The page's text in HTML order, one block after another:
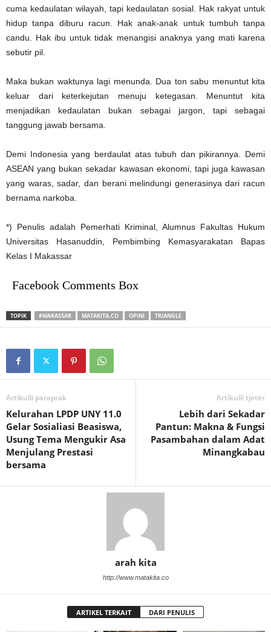
cuma kedaulatan wilayah, tapi kedaulatan sosial. Hak rakyat untuk
hidup tanpa diburu racun. Hak anak-anak untuk tumbuh tanpa
candu. Hak ibu untuk tidak menangisi anaknya yang mati karena
sebutir pil.
Maka bukan waktunya lagi menunda. Dua ton sabu menuntut kita
keluar dari keterkejutan menuju ketegasan. Menuntut kita
menjadikan kedaulatan bukan sebagai jargon, tapi sebagai
tanggung jawab bersama.
Demi Indonesia yang berdaulat atas tubuh dan pikirannya. Demi
ASEAN yang bukan sekadar kawasan ekonomi, tapi juga kawasan
yang waras, sadar, dan berani melindungi generasinya dari racun
bernama narkoba.
*) Penulis adalah Pemerhati Kriminal, Alumnus Fakultas Hukum
Universitas Hasanuddin, Pembimbing Kemasyarakatan Bapas
Kelas I Makassar
Facebook Comments Box
TOPIK #MAKASSAR MATAKITA.CO OPINI TRIANGLE
Artikulli paraprak
Kelurahan LPDP UNY 11.0
Gelar Sosialiasi Beasiswa,
Usung Tema Mengukir Asa
Menjulang Prestasi
bersama
Artikulli tjetër
Lebih dari Sekadar
Pantun: Makna & Fungsi
Pasambahan dalam Adat
Minangkabau
arah kita
http://www.matakita.co
ARTIKEL TERKAIT DARI PENULIS